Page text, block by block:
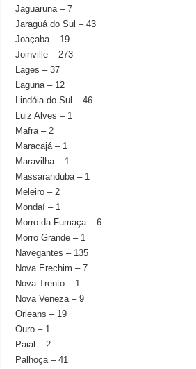
Jaguaruna – 7
Jaraguá do Sul – 43
Joaçaba – 19
Joinville – 273
Lages – 37
Laguna – 12
Lindóia do Sul – 46
Luiz Alves – 1
Mafra – 2
Maracajá – 1
Maravilha – 1
Massaranduba – 1
Meleiro – 2
Mondaí – 1
Morro da Fumaça – 6
Morro Grande – 1
Navegantes – 135
Nova Erechim – 7
Nova Trento – 1
Nova Veneza – 9
Orleans – 19
Ouro – 1
Paial – 2
Palhoça – 41